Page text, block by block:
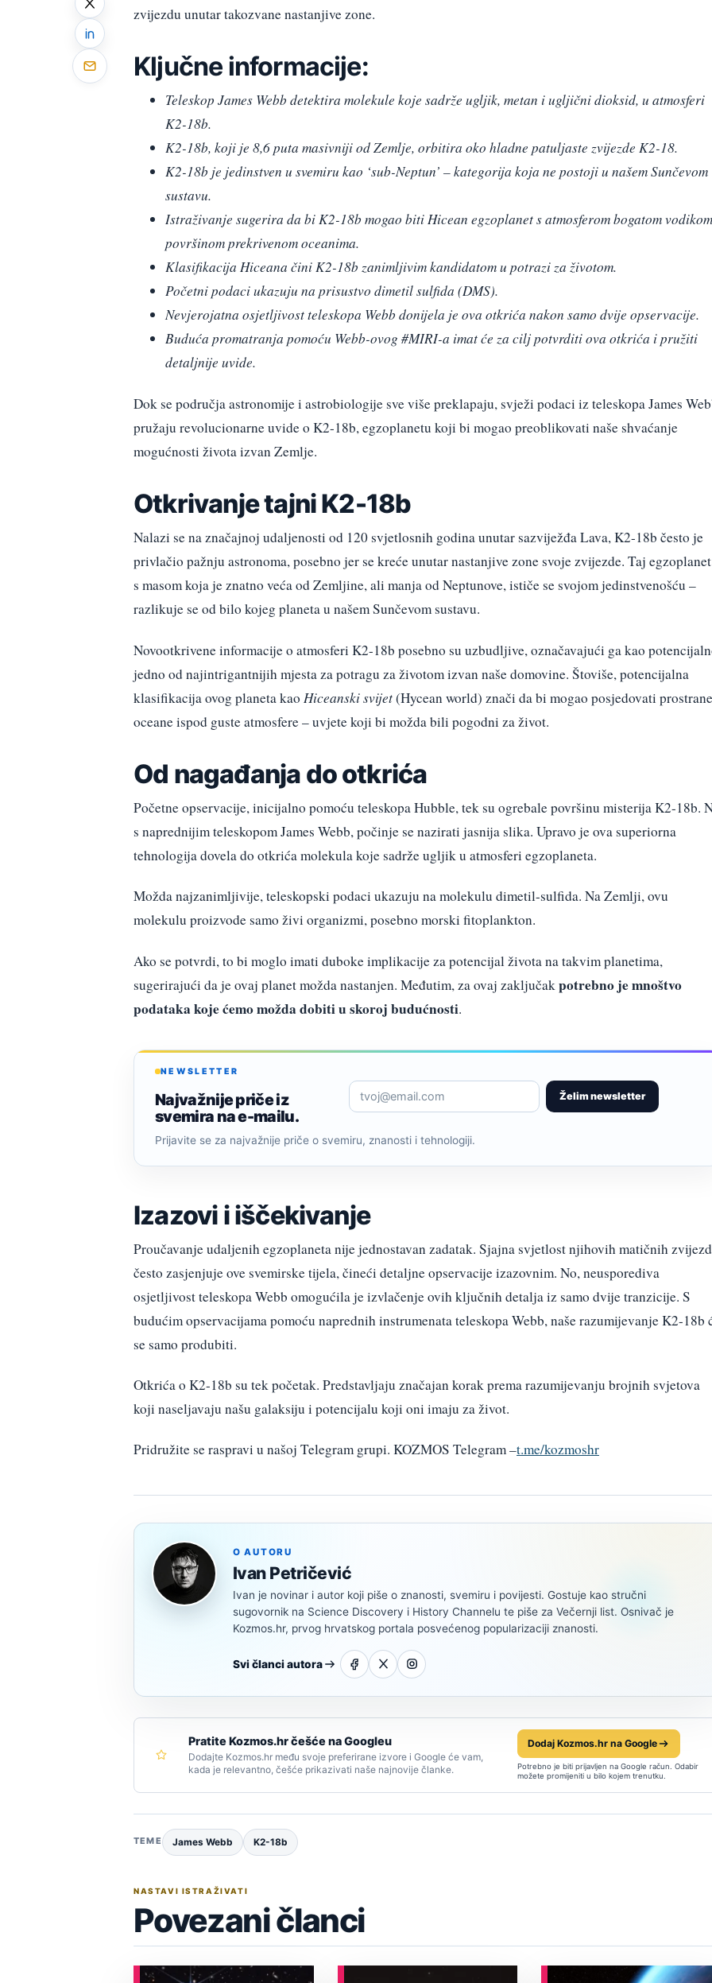
zvijezdu unutar takozvane nastanjive zone.
Ključne informacije:
Teleskop James Webb detektira molekule koje sadrže ugljik, metan i ugljični dioksid, u atmosferi
K2-18b.
K2-18b, koji je 8,6 puta masivniji od Zemlje, orbitira oko hladne patuljaste zvijezde K2-18.
K2-18b je jedinstven u svemiru kao ‘sub-Neptun’ – kategorija koja ne postoji u našem Sunčevom
sustavu.
Istraživanje sugerira da bi K2-18b mogao biti Hicean egzoplanet s atmosferom bogatom
površinom prekrivenom oceanima.
Klasifikacija Hiceana čini K2-18b zanimljivim kandidatom u potrazi za životom.
Početni podaci ukazuju na prisustvo dimetil sulfida (DMS).
Nevjerojatna osjetljivost teleskopa Webb donijela je ova otkrića nakon samo dvije opservacije.
Buduća promatranja pomoću Webb-ovog #MIRI-a imat će za cilj potvrditi ova otkrića i pružiti
detaljnije uvide.
Dok se područja astronomije i astrobiologije sve više preklapaju, svježi podaci iz teleskopa James
pružaju revolucionarne uvide o K2-18b, egzoplanetu koji bi mogao preoblikovati naše shvaćanje
mogućnosti života izvan Zemlje.
Otkrivanje tajni K2-18b
Nalazi se na značajnoj udaljenosti od 120 svjetlosnih godina unutar sazviježđa Lava, K2-18b često je
privlačio pažnju astronoma, posebno jer se kreće unutar nastanjive zone svoje zvijezde. Taj
s masom koja je znatno veća od Zemljine, ali manja od Neptunove, ističe se svojom jedinstvenošću –
razlikuje se od bilo kojeg planeta u našem Sunčevom sustavu.
Novootkrivene informacije o atmosferi K2-18b posebno su uzbudljive, označavajući ga kao
jedno od najintrigantnijih mjesta za potragu za životom izvan naše domovine. Štoviše, potencijalna
klasifikacija ovog planeta kao Hiceanski svijet(Hycean world) znači da bi mogao posjedovati prostrane
oceane ispod guste atmosfere – uvjete koji bi možda bili pogodni za život.
Od nagađanja do otkrića
Početne opservacije, inicijalno pomoću teleskopa Hubble, tek su ogrebale površinu misterija K2-18b.
s naprednijim teleskopom James Webb, počinje se nazirati jasnija slika. Upravo je ova superiorna
tehnologija dovela do otkrića molekula koje sadrže ugljik u atmosferi egzoplaneta.
Možda najzanimljivije, teleskopski podaci ukazuju na molekulu dimetil-sulfida. Na Zemlji, ovu
molekulu proizvode samo živi organizmi, posebno morski fitoplankton.
Ako se potvrdi, to bi moglo imati duboke implikacije za potencijal života na takvim planetima,
sugerirajući da je ovaj planet možda nastanjen. Međutim, za ovaj zaključak potrebno je mnoštvo
podataka koje ćemo možda dobiti u skoroj budućnosti.
NEWSLETTER
Najvažnije priče iz
svemira na e-mailu.
Želim newsletter
Prijavite se za najvažnije priče o svemiru, znanosti i tehnologiji.
Izazovi i iščekivanje
Proučavanje udaljenih egzoplaneta nije jednostavan zadatak. Sjajna svjetlost njihovih matičnih
često zasjenjuje ove svemirske tijela, čineći detaljne opservacije izazovnim. No, neusporediva
osjetljivost teleskopa Webb omogućila je izvlačenje ovih ključnih detalja iz samo dvije tranzicije. S
budućim opservacijama pomoću naprednih instrumenata teleskopa Webb, naše razumijevanje K2-18b
se samo produbiti.
Otkrića o K2-18b su tek početak. Predstavljaju značajan korak prema razumijevanju brojnih svjetova
koji naseljavaju našu galaksiju i potencijalu koji oni imaju za život.
Pridružite se raspravi u našoj Telegram grupi. KOZMOS Telegram –t.me/kozmoshr
O AUTORU
Ivan Petričević
Ivan je novinar i autor koji piše o znanosti, svemiru i povijesti. Gostuje kao stručni
sugovornik na Science Discovery i History Channelu te piše za Večernji list. Osnivač je
Kozmos.hr, prvog hrvatskog portala posvećenog popularizaciji znanosti.
Svi članci autora
Pratite Kozmos.hr češće na Googleu
Dodajte Kozmos.hr među svoje preferirane izvore i Google će vam,
kada je relevantno, češće prikazivati naše najnovije članke.
Dodaj Kozmos.hr na Google
Potrebno je biti prijavljen na Google račun. Odabir
možete promijeniti u bilo kojem trenutku.
TEME James Webb K2-18b
NASTAVI ISTRAŽIVATI
Povezani članci